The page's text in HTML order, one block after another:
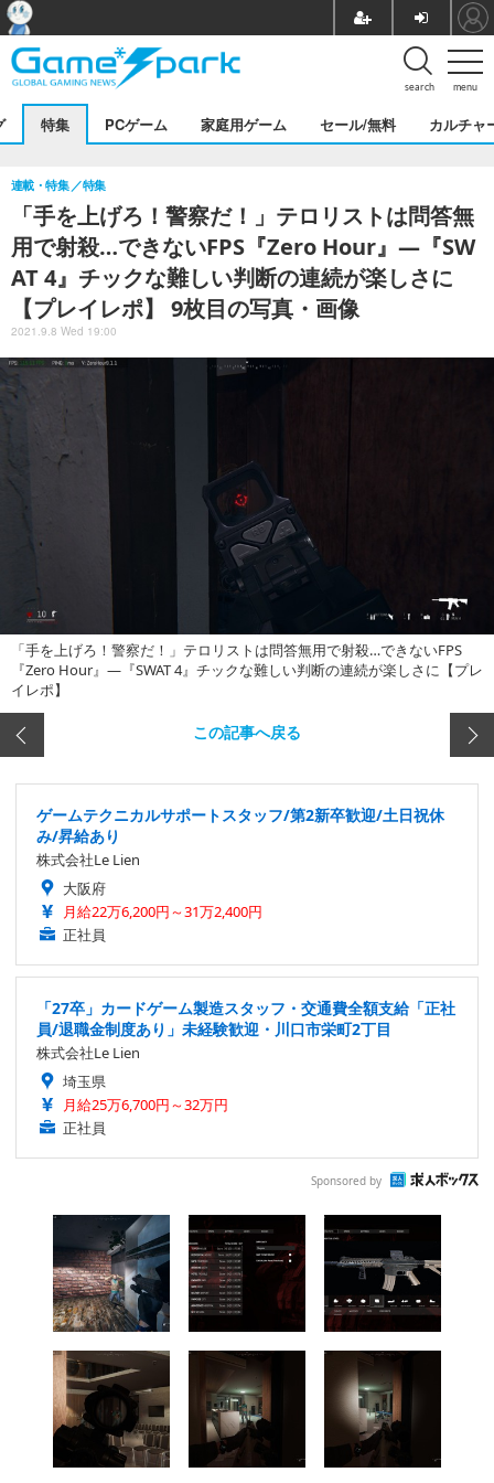
menu
search
特集 PCゲーム 家庭用ゲーム セール/無料 カルチャ
「手を上げろ！警察だ！」テロリストは問答無
用で射殺…できないFPS『Zero Hour』―『SW
AT 4』チックな難しい判断の連続が楽しさに
【プレイレポ】 9枚目の写真・画像
連載・特集 特集
2021.9.8 Wed 19:00
「手を上げろ！警察だ！」テロリストは問答無用で射殺…できないFPS
『Zero Hour』―『SWAT 4』チックな難しい判断の連続が楽しさに【プレ
イレポ】
この記事へ戻る
ゲームテクニカルサポートスタッフ/第2新卒歓迎/土日祝休
み/昇給あり
株式会社Le Lien
大阪府
月給22万6,200円～31万2,400円
正社員
「27卒」カードゲーム製造スタッフ・交通費全額支給「正社
員/退職金制度あり」未経験歓迎・川口市栄町2丁目
株式会社Le Lien
埼玉県
月給25万6,700円～32万円
正社員
Sponsored by